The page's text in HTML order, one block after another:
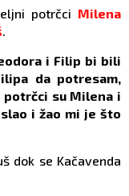
potrčci Milena
.
i Filip bi bili
da potresam,
potrčci su Milena i
i žao mi je što
dok se Kačavenda